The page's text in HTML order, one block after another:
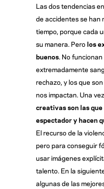
Las dos tendencias
de accidentes se han
tiempo, porque cada
su manera. Pero los
buenos . No
extremadamente
rechazo, y los que
nos impactan. Una
creativas son las
espectador y hacen
El recurso de la
pero para conseguir
usar imágenes
talento. En la
algunas de las